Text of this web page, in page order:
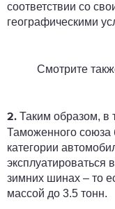
соответствии со
географическими
Смотрите
2. Таким образом, в
Таможенного союза
категории
эксплуатироваться
зимних шинах – то
массой до 3.5 тонн.